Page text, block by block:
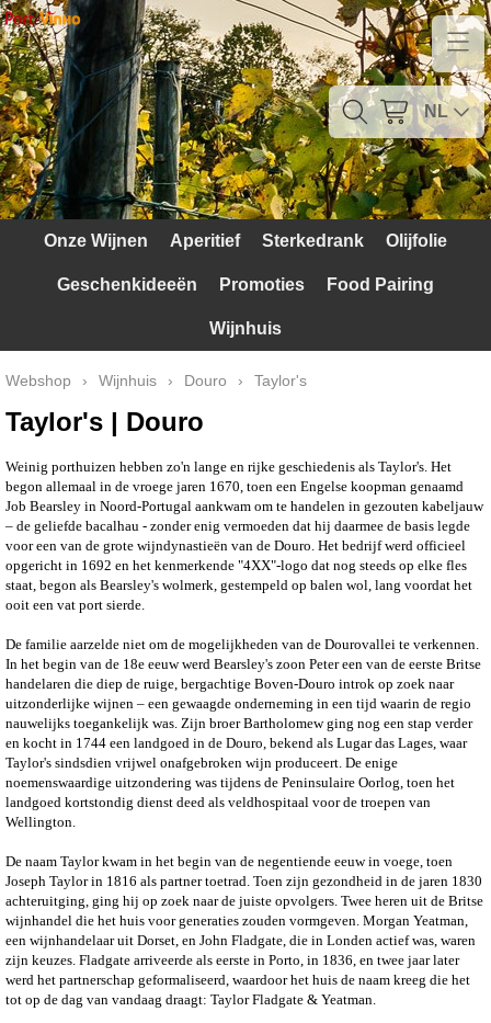
Home
Contact
Mijn account
Verzendkosten
Witte druiven
Rode Druiven
NL
Onze Wijnen Aperitief Sterkedrank Olijfolie
Geschenkideeën Promoties Food Pairing
Wijnhuis
Webshop › Wijnhuis › Douro › Taylor's
Taylor's | Douro
Weinig porthuizen hebben zo'n lange en rijke geschiedenis als Taylor's. Het
begon allemaal in de vroege jaren 1670, toen een Engelse koopman genaamd
Job Bearsley in Noord-Portugal aankwam om te handelen in gezouten kabeljauw
– de geliefde bacalhau - zonder enig vermoeden dat hij daarmee de basis legde
voor een van de grote wijndynastieën van de Douro. Het bedrijf werd officieel
opgericht in 1692 en het kenmerkende "4XX"-logo dat nog steeds op elke fles
staat, begon als Bearsley's wolmerk, gestempeld op balen wol, lang voordat het
ooit een vat port sierde.
De familie aarzelde niet om de mogelijkheden van de Dourovallei te verkennen.
In het begin van de 18e eeuw werd Bearsley's zoon Peter een van de eerste Britse
handelaren die diep de ruige, bergachtige Boven-Douro introk op zoek naar
uitzonderlijke wijnen – een gewaagde onderneming in een tijd waarin de regio
nauwelijks toegankelijk was. Zijn broer Bartholomew ging nog een stap verder
en kocht in 1744 een landgoed in de Douro, bekend als Lugar das Lages, waar
Taylor's sindsdien vrijwel onafgebroken wijn produceert. De enige
noemenswaardige uitzondering was tijdens de Peninsulaire Oorlog, toen het
landgoed kortstondig dienst deed als veldhospitaal voor de troepen van
Wellington.
De naam Taylor kwam in het begin van de negentiende eeuw in voege, toen
Joseph Taylor in 1816 als partner toetrad. Toen zijn gezondheid in de jaren 1830
achteruitging, ging hij op zoek naar de juiste opvolgers. Twee heren uit de Britse
wijnhandel die het huis voor generaties zouden vormgeven. Morgan Yeatman,
een wijnhandelaar uit Dorset, en John Fladgate, die in Londen actief was, waren
zijn keuzes. Fladgate arriveerde als eerste in Porto, in 1836, en twee jaar later
werd het partnerschap geformaliseerd, waardoor het huis de naam kreeg die het
tot op de dag van vandaag draagt: Taylor Fladgate & Yeatman.